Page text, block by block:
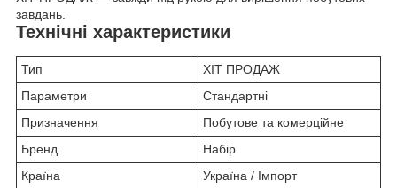
завдань.
Технічні характеристики
Тип
ХІТ ПРОДАЖ
Параметри
Стандартні
Призначення
Побутове та комерційне
Бренд
Набір
Країна
Україна / Імпорт